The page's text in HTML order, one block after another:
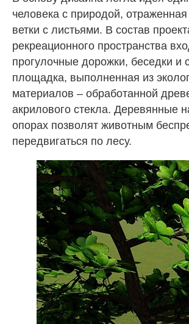
человека с природой,
ветки с листьями. В состав
рекреационного пространства
прогулочные дорожки, беседки и
площадка, выполненная из
материалов – обработанной
акрилового стекла. Деревянные
опорах позволят животным
передвигаться по лесу.